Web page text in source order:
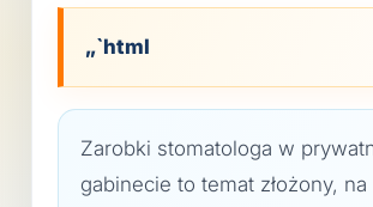
„`html
Zarobki stomatologa w
gabinecie to temat złożony,